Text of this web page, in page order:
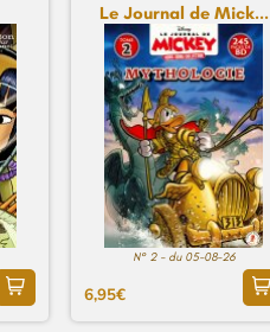
Le Journal de Mick...
N° 2 - du 05-08-26
6,95€